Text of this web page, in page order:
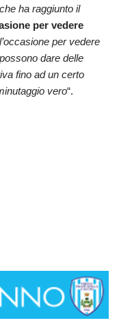
ha raggiunto il
per vedere
per vedere
dare delle
fino ad un certo
vero“.